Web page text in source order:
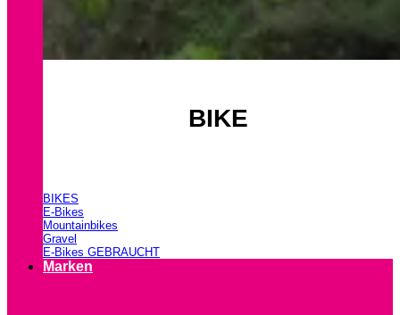
BIKE
BIKES
E-Bikes
Mountainbikes
Gravel
E-Bikes GEBRAUCHT
Marken